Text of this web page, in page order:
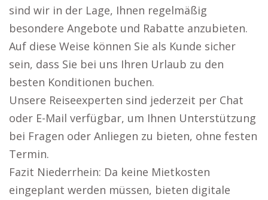
sind wir in der Lage, Ihnen regelmäßig
besondere Angebote und Rabatte anzubieten.
Auf diese Weise können Sie als Kunde sicher
sein, dass Sie bei uns Ihren Urlaub zu den
besten Konditionen buchen.
Unsere Reiseexperten sind jederzeit per Chat
oder E-Mail verfügbar, um Ihnen Unterstützung
bei Fragen oder Anliegen zu bieten, ohne festen
Termin.
Fazit Niederrhein: Da keine Mietkosten
eingeplant werden müssen, bieten digitale